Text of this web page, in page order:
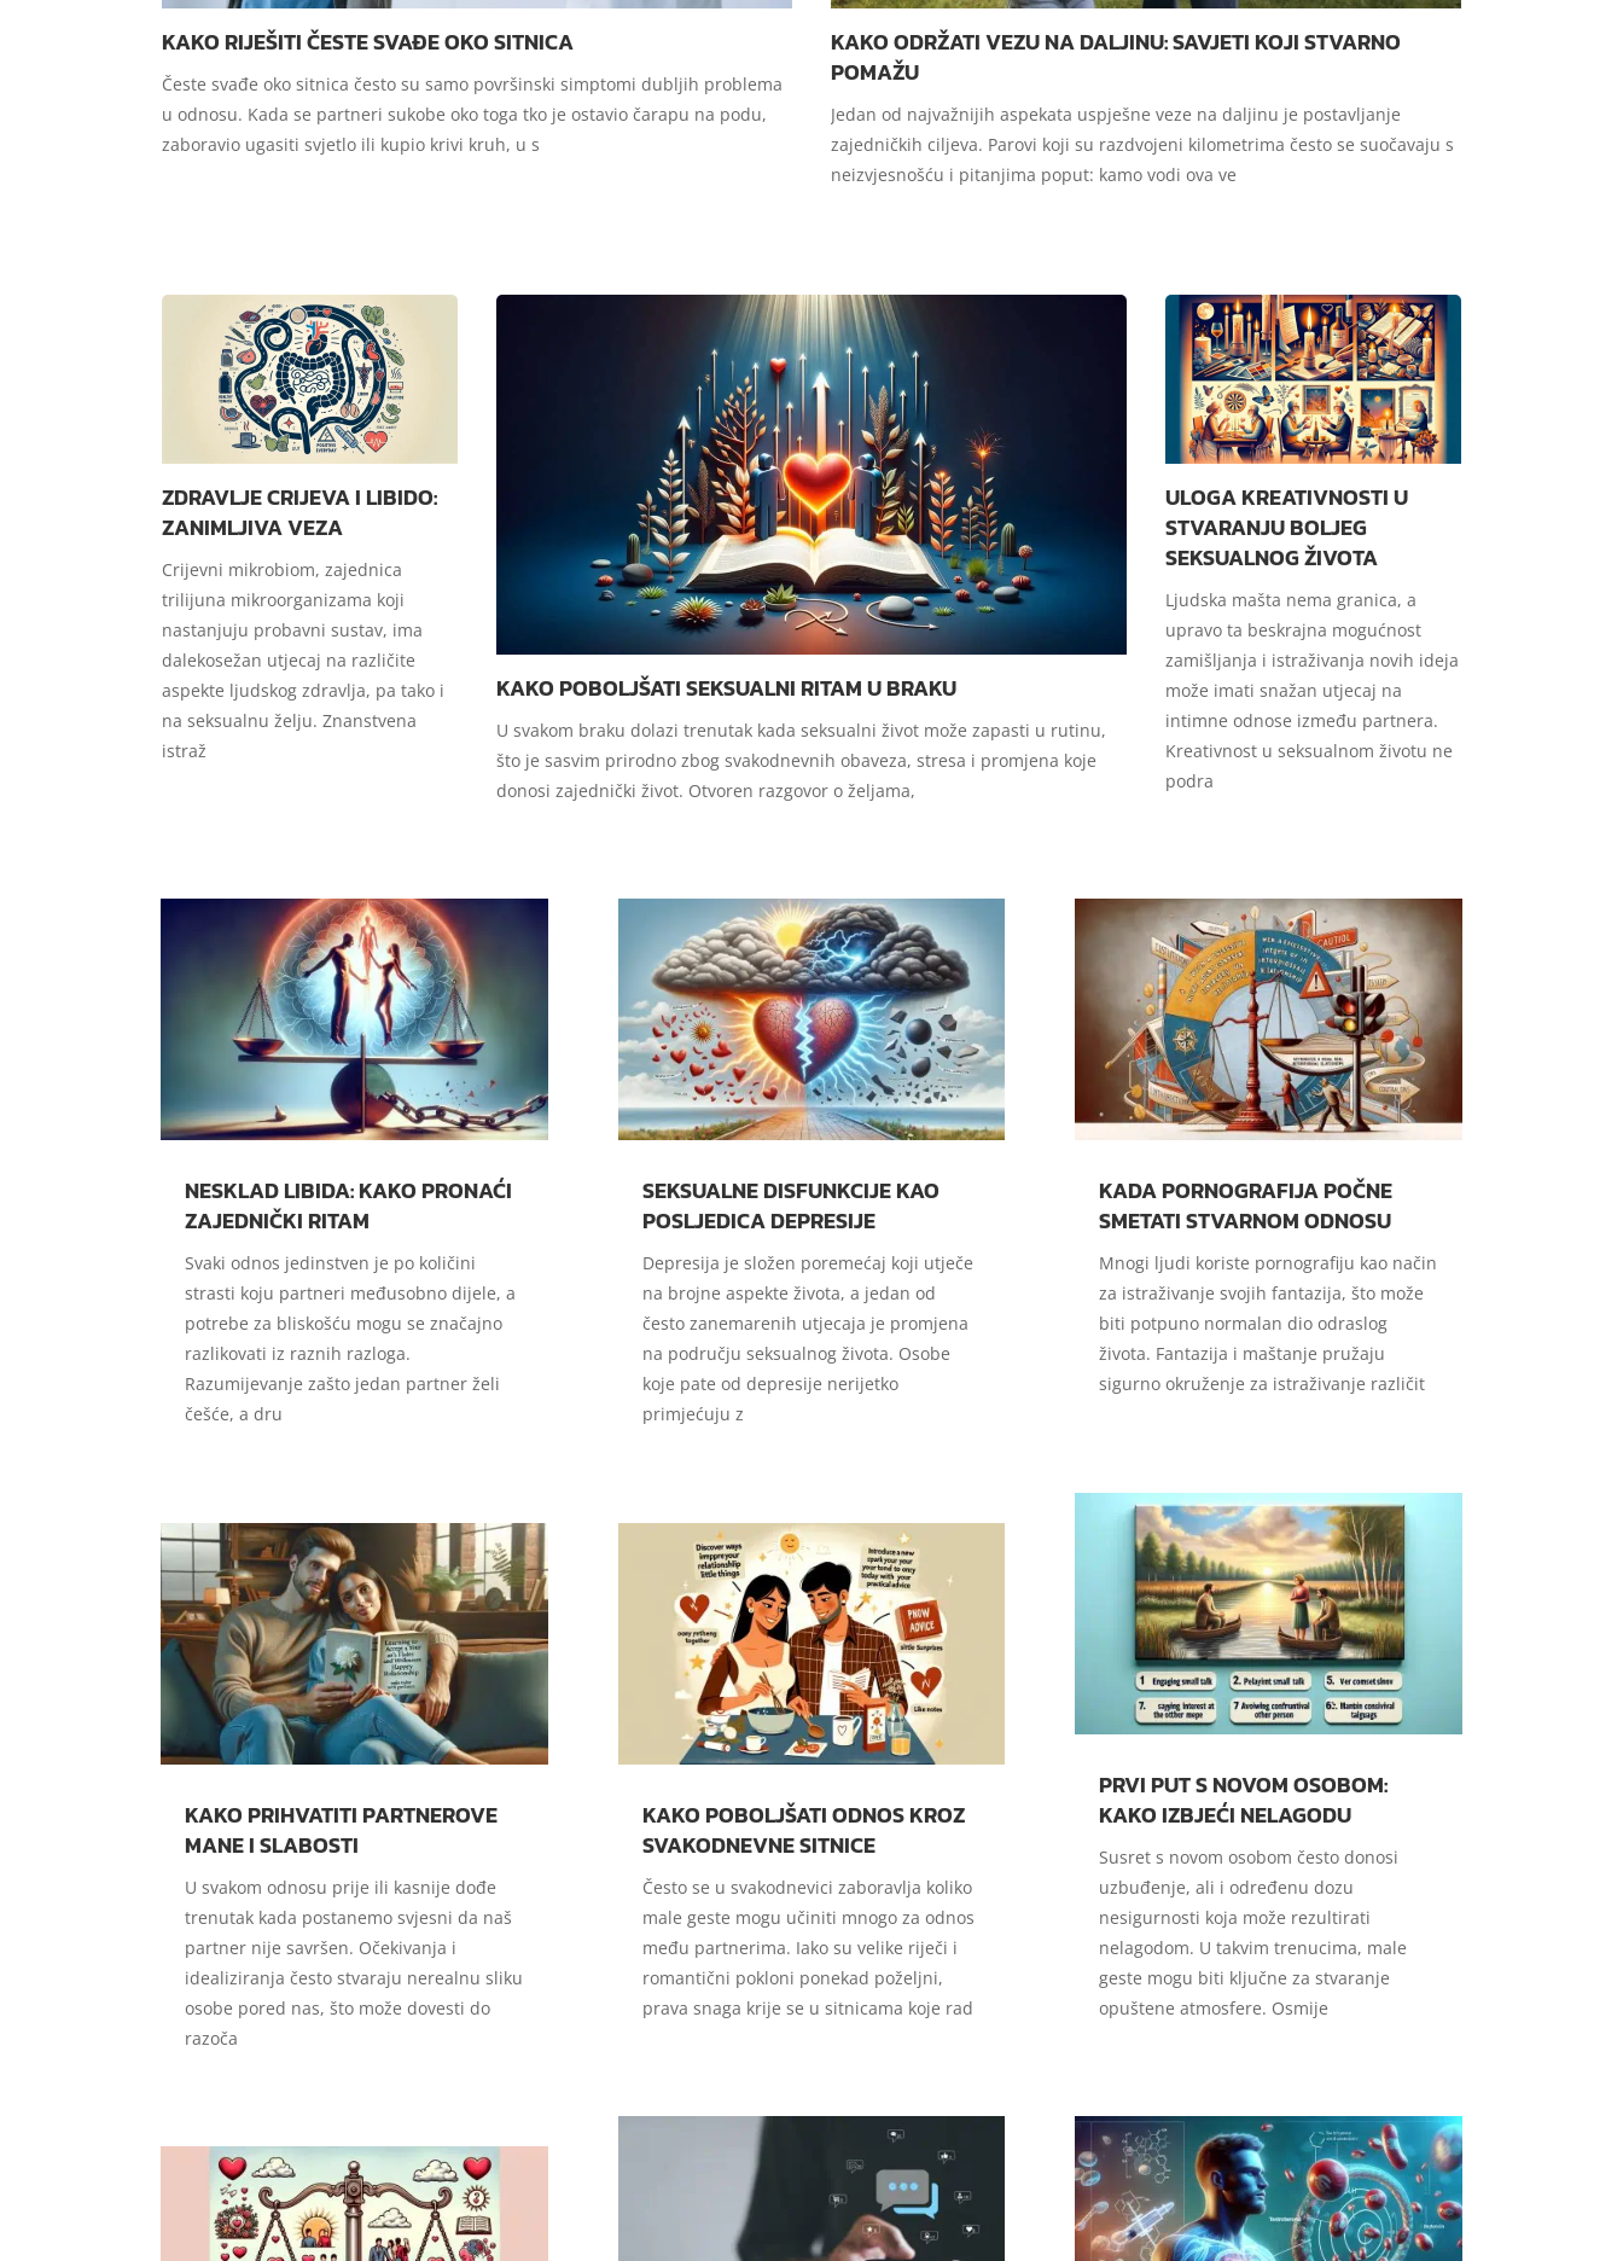
KAKO RIJEŠITI ČESTE SVAĐE OKO SITNICA
Česte svađe oko sitnica često su samo površinski simptomi dubljih problema
u odnosu. Kada se partneri sukobe oko toga tko je ostavio čarapu na podu,
zaboravio ugasiti svjetlo ili kupio krivi kruh, u s
KAKO ODRŽATI VEZU NA DALJINU: SAVJETI KOJI STVARNO
POMAŽU
Jedan od najvažnijih aspekata uspješne veze na daljinu je postavljanje
zajedničkih ciljeva. Parovi koji su razdvojeni kilometrima često se suočavaju s
neizvjesnošću i pitanjima poput: kamo vodi ova ve
ZDRAVLJE CRIJEVA I LIBIDO:
ZANIMLJIVA VEZA
Crijevni mikrobiom, zajednica
trilijuna mikroorganizama koji
nastanjuju probavni sustav, ima
dalekosežan utjecaj na različite
aspekte ljudskog zdravlja, pa tako i
na seksualnu želju. Znanstvena
istraž
KAKO POBOLJŠATI SEKSUALNI RITAM U BRAKU
U svakom braku dolazi trenutak kada seksualni život može zapasti u rutinu,
što je sasvim prirodno zbog svakodnevnih obaveza, stresa i promjena koje
donosi zajednički život. Otvoren razgovor o željama,
ULOGA KREATIVNOSTI U
STVARANJU BOLJEG
SEKSUALNOG ŽIVOTA
Ljudska mašta nema granica, a
upravo ta beskrajna mogućnost
zamišljanja i istraživanja novih ideja
može imati snažan utjecaj na
intimne odnose između partnera.
Kreativnost u seksualnom životu ne
podra
NESKLAD LIBIDA: KAKO PRONAĆI
ZAJEDNIČKI RITAM
Svaki odnos jedinstven je po količini
strasti koju partneri međusobno dijele, a
potrebe za bliskošću mogu se značajno
razlikovati iz raznih razloga.
Razumijevanje zašto jedan partner želi
češće, a dru
KAKO PRIHVATITI PARTNEROVE
MANE I SLABOSTI
U svakom odnosu prije ili kasnije dođe
trenutak kada postanemo svjesni da naš
partner nije savršen. Očekivanja i
idealiziranja često stvaraju nerealnu sliku
osobe pored nas, što može dovesti do
razoča
SEKSUALNE DISFUNKCIJE KAO
POSLJEDICA DEPRESIJE
Depresija je složen poremećaj koji utječe
na brojne aspekte života, a jedan od
često zanemarenih utjecaja je promjena
na području seksualnog života. Osobe
koje pate od depresije nerijetko
primjećuju z
KAKO POBOLJŠATI ODNOS KROZ
SVAKODNEVNE SITNICE
Često se u svakodnevici zaboravlja koliko
male geste mogu učiniti mnogo za odnos
među partnerima. Iako su velike riječi i
romantični pokloni ponekad poželjni,
prava snaga krije se u sitnicama koje rad
KADA PORNOGRAFIJA POČNE
SMETATI STVARNOM ODNOSU
Mnogi ljudi koriste pornografiju kao način
za istraživanje svojih fantazija, što može
biti potpuno normalan dio odraslog
života. Fantazija i maštanje pružaju
sigurno okruženje za istraživanje različit
PRVI PUT S NOVOM OSOBOM:
KAKO IZBJEĆI NELAGODU
Susret s novom osobom često donosi
uzbuđenje, ali i određenu dozu
nesigurnosti koja može rezultirati
nelagodom. U takvim trenucima, male
geste mogu biti ključne za stvaranje
opuštene atmosfere. Osmije